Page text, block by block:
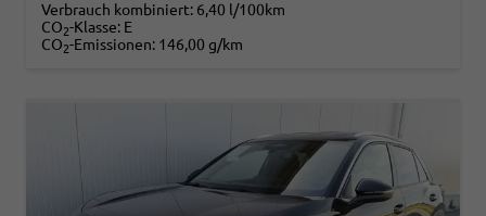
Verbrauch kombiniert: 6,40 l/100km
CO2-Klasse: E
CO2-Emissionen: 146,00 g/km